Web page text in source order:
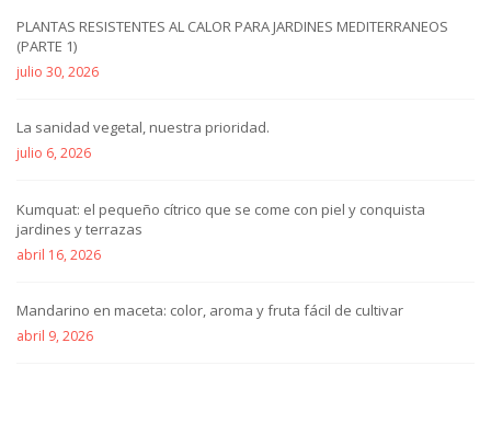
PLANTAS RESISTENTES AL CALOR PARA JARDINES MEDITERRANEOS
(PARTE 1)
julio 30, 2026
La sanidad vegetal, nuestra prioridad.
julio 6, 2026
Kumquat: el pequeño cítrico que se come con piel y conquista
jardines y terrazas
abril 16, 2026
Mandarino en maceta: color, aroma y fruta fácil de cultivar
abril 9, 2026